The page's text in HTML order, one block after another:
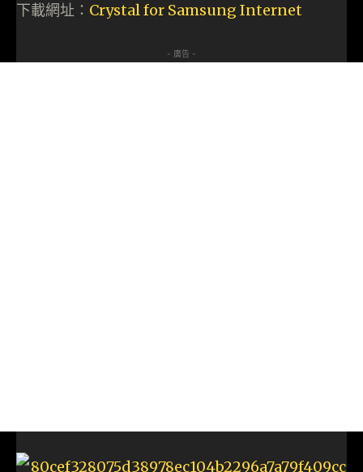
下載網址： Crystal for Samsung Internet
- 廣告 -